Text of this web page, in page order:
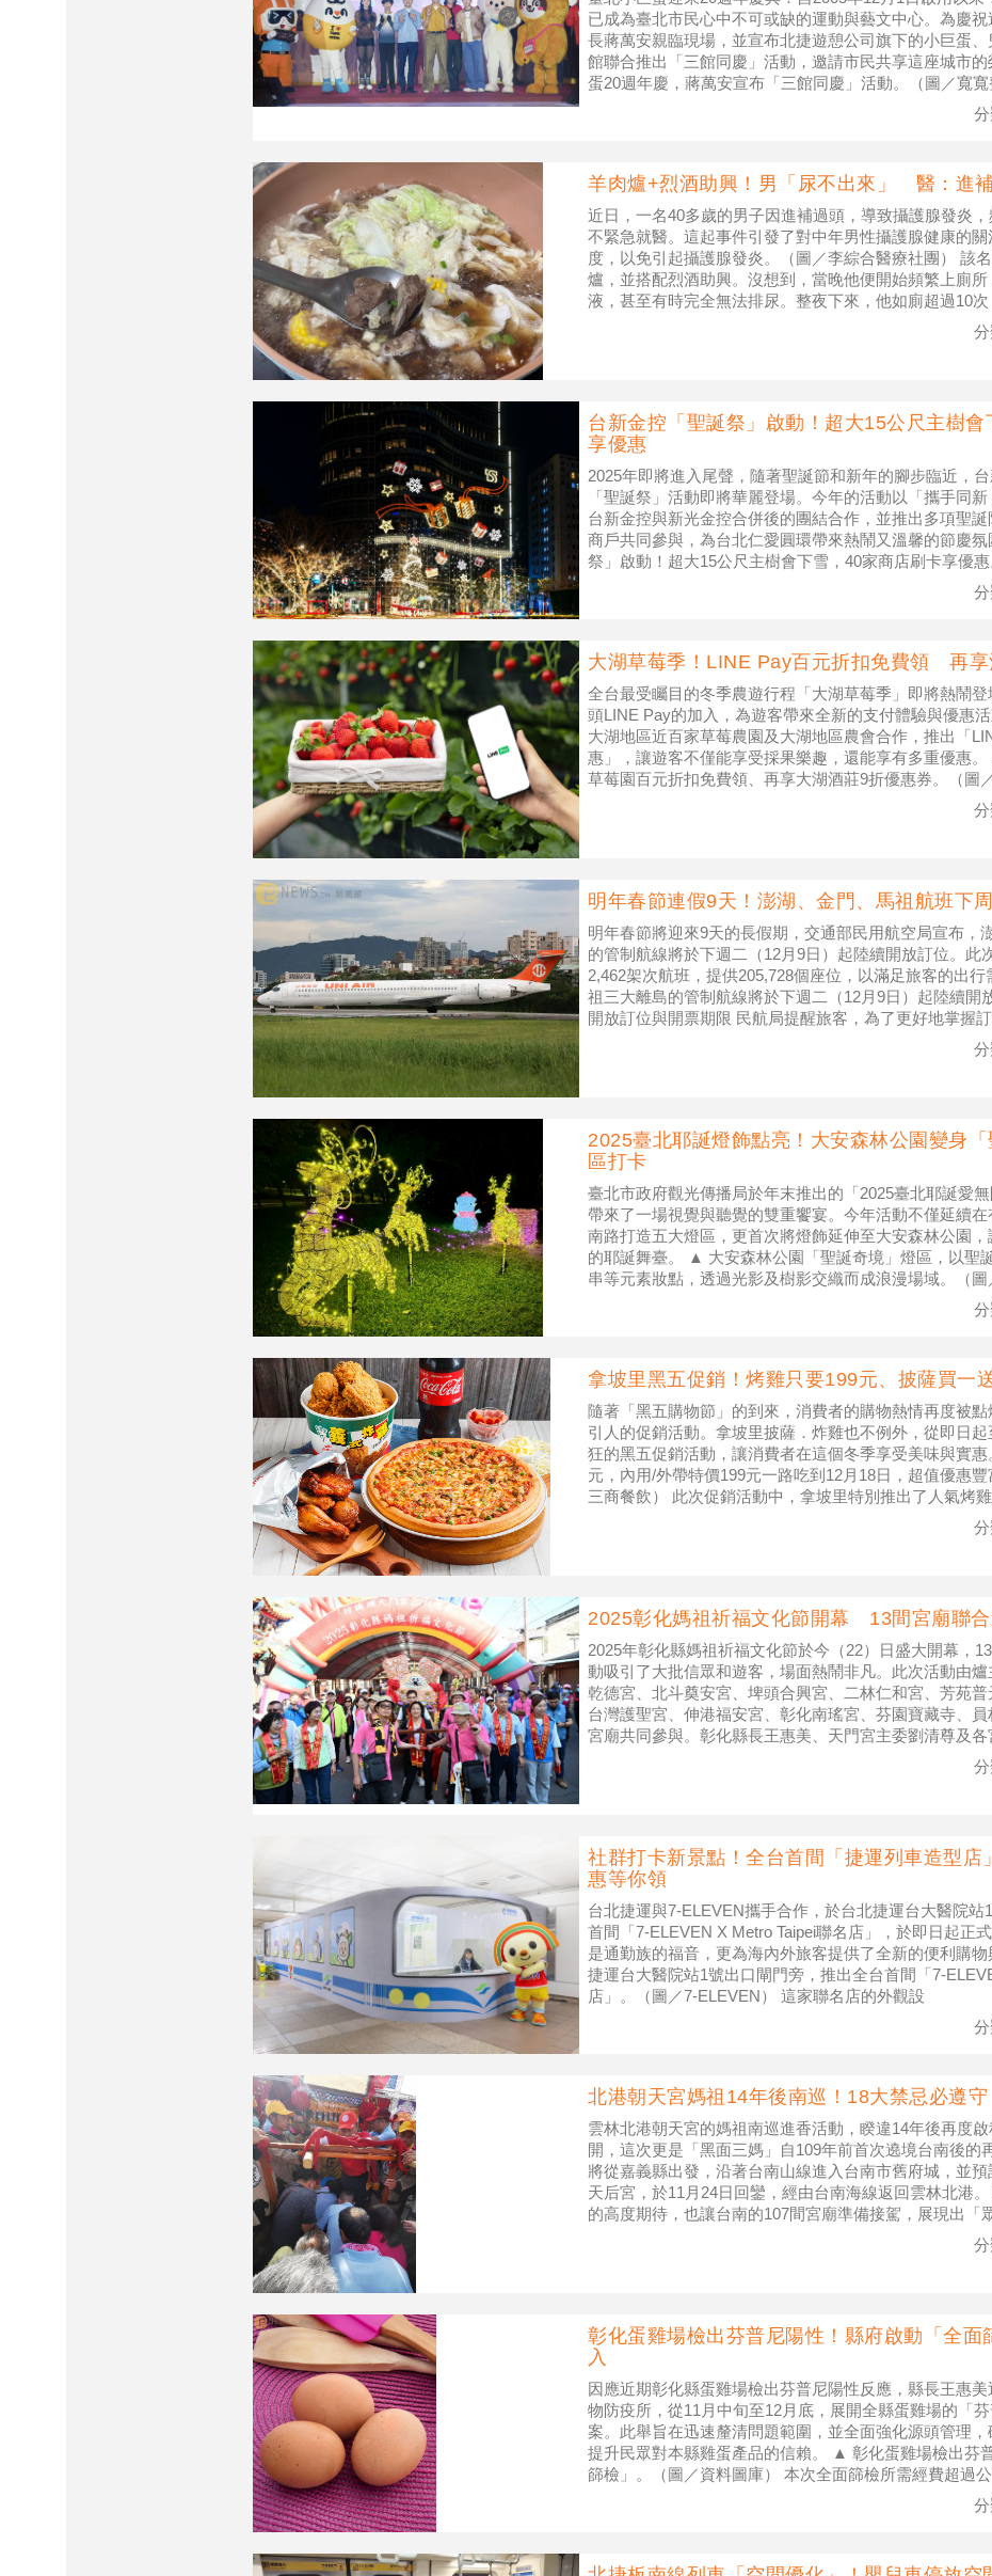
已成為臺北市民心中不可或缺的運動與藝文中心。為慶
長蔣萬安親臨現場，並宣布北捷遊憩公司旗下的小巨蛋
館聯合推出「三館同慶」活動，邀請市民共享這座城市
蛋20週年慶，蔣萬安宣布「三館同慶」活動。（圖／寬
羊肉爐+烈酒助興！男「尿不出來」 醫：進
近日，一名40多歲的男子因進補過頭，導致攝護腺發炎
不緊急就醫。這起事件引發了對中年男性攝護腺健康的
度，以免引起攝護腺發炎。（圖／李綜合醫療社團） 該
爐，並搭配烈酒助興。沒想到，當晚他便開始頻繁上廁
液，甚至有時完全無法排尿。整夜下來，他如廁超過10
台新金控「聖誕祭」啟動！超大15公尺主樹
享優惠
2025年即將進入尾聲，隨著聖誕節和新年的腳步臨近，
「聖誕祭」活動即將華麗登場。今年的活動以「攜手同
台新金控與新光金控合併後的團結合作，並推出多項聖
商戶共同參與，為台北仁愛圓環帶來熱鬧又溫馨的節慶
祭」啟動！超大15公尺主樹會下雪，40家商店刷卡享優
大湖草莓季！LINE Pay百元折扣免費領 再享
全台最受矚目的冬季農遊行程「大湖草莓季」即將熱鬧
頭LINE Pay的加入，為遊客帶來全新的支付體驗與優惠
大湖地區近百家草莓農園及大湖地區農會合作，推出「
惠」，讓遊客不僅能享受採果樂趣，還能享有多重優惠
草莓園百元折扣免費領、再享大湖酒莊9折優惠券。（圖
明年春節連假9天！澎湖、金門、馬祖航班下
明年春節將迎來9天的長假期，交通部民用航空局宣布，
的管制航線將於下週二（12月9日）起陸續開放訂位。此
2,462架次航班，提供205,728個座位，以滿足旅客的出
祖三大離島的管制航線將於下週二（12月9日）起陸續開
開放訂位與開票期限 民航局提醒旅客，為了更好地掌握
2025臺北耶誕燈飾點亮！大安森林公園變身
區打卡
臺北市政府觀光傳播局於年末推出的「2025臺北耶誕愛
帶來了一場視覺與聽覺的雙重饗宴。今年活動不僅延續
南路打造五大燈區，更首次將燈飾延伸至大安森林公園
的耶誕舞臺。 ▲ 大安森林公園「聖誕奇境」燈區，以聖
串等元素妝點，透過光影及樹影交織而成浪漫場域。（
拿坡里黑五促銷！烤雞只要199元、披薩買
隨著「黑五購物節」的到來，消費者的購物熱情再度被
引人的促銷活動。拿坡里披薩．炸雞也不例外，從即日
狂的黑五促銷活動，讓消費者在這個冬季享受美味與實
元，內用/外帶特價199元一路吃到12月18日，超值優惠
三商餐飲） 此次促銷活動中，拿坡里特別推出了人氣烤
2025彰化媽祖祈福文化節開幕 13間宮廟聯合
2025年彰化縣媽祖祈福文化節於今（22）日盛大開幕，
動吸引了大批信眾和遊客，場面熱鬧非凡。此次活動由
乾德宮、北斗奠安宮、埤頭合興宮、二林仁和宮、芳苑
台灣護聖宮、伸港福安宮、彰化南瑤宮、芬園寶藏寺、
宮廟共同參與。彰化縣長王惠美、天門宮主委劉清尊及
社群打卡新景點！全台首間「捷運列車造型
惠等你領
台北捷運與7-ELEVEN攜手合作，於台北捷運台大醫院站
首間「7-ELEVEN X Metro Taipei聯名店」，於即日起正
是通勤族的福音，更為海內外旅客提供了全新的便利購
捷運台大醫院站1號出口閘門旁，推出全台首間「7-
店」。（圖／7-ELEVEN） 這家聯名店的外觀設
北港朝天宮媽祖14年後南巡！18大禁忌必遵
雲林北港朝天宮的媽祖南巡進香活動，睽違14年後再度
開，這次更是「黑面三媽」自109年前首次遶境台南後的
將從嘉義縣出發，沿著台南山線進入台南市舊府城，並
天后宮，於11月24日回鑾，經由台南海線返回雲林北港
的高度期待，也讓台南的107間宮廟準備接駕，展現出「
彰化蛋雞場檢出芬普尼陽性！縣府啟動「全
入
因應近期彰化縣蛋雞場檢出芬普尼陽性反應，縣長王惠
物防疫所，從11月中旬至12月底，展開全縣蛋雞場的「
案。此舉旨在迅速釐清問題範圍，並全面強化源頭管理，
提升民眾對本縣雞蛋產品的信賴。 ▲ 彰化蛋雞場檢出芬
篩檢」。（圖／資料圖庫） 本次全面篩檢所需經費超過